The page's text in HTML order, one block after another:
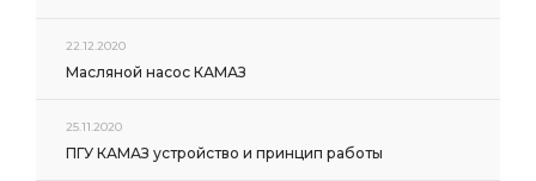
22.12.2020
Масляной насос КАМАЗ
25.11.2020
ПГУ КАМАЗ устройство и принцип работы